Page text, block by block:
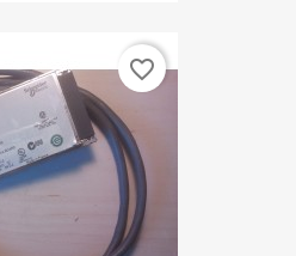
favorite_border